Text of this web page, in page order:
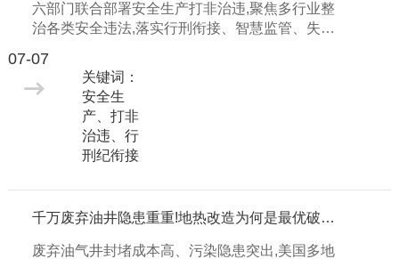
六部门联合部署安全生产打非治违,聚焦多行业整
治各类安全违法,落实行刑衔接、智慧监管、失信
07-07
关键词：
安全生
产、打非
治违、行
刑纪衔接
千万废弃油井隐患重重!地热改造为何是最优破局方案?
废弃油气井封堵成本高、污染隐患突出,美国多地